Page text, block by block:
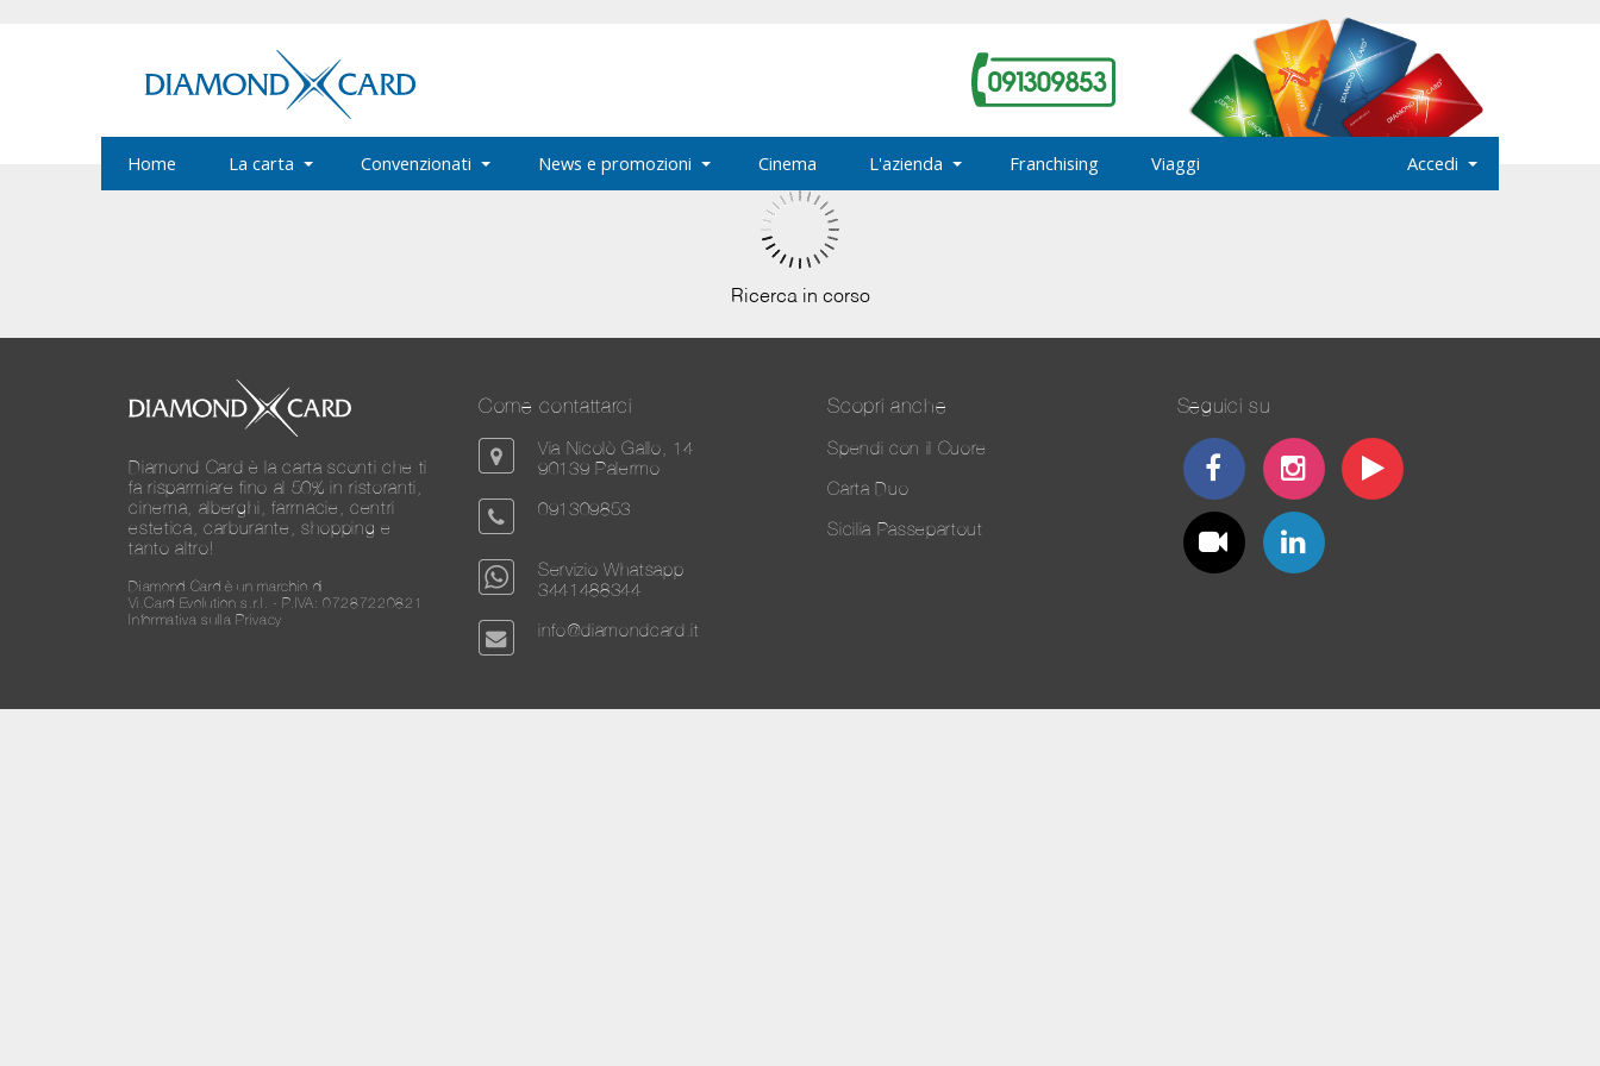
Home La carta Convenzionati News e promozioni Cinema L'azienda Franchising Viaggi Accedi
Ricerca in corso
Diamond Card è la carta sconti che ti
fa risparmiare fino al 50% in ristoranti,
cinema, alberghi, farmacie, centri
estetica, carburante, shopping e
tanto altro!
Diamond Card è un marchio di
Vi.Card Evolution s.r.l. - P.IVA: 07287220821
Informativa sulla Privacy
Come contattarci
Via Nicolò Gallo, 14
90139 Palermo
091309853
Servizio Whatsapp
3441488344
info@diamondcard.it
Scopri anche
Spendi con il Cuore
Carta Duo
Sicilia Passepartout
Seguici su